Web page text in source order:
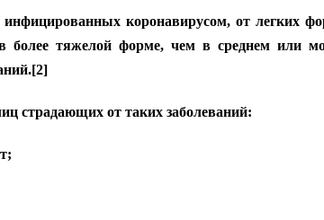
коронавирусом, от легких
более тяжелой форме, чем в среднем или
страдающих от таких заболеваний: